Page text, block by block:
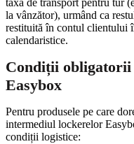
taxa de transport pentru tur
la vânzător), urmând ca
restituită în contul clientului
calendaristice.
Condiții
Easybox
Pentru produsele pe care
intermediul lockerelor
condiții logistice: